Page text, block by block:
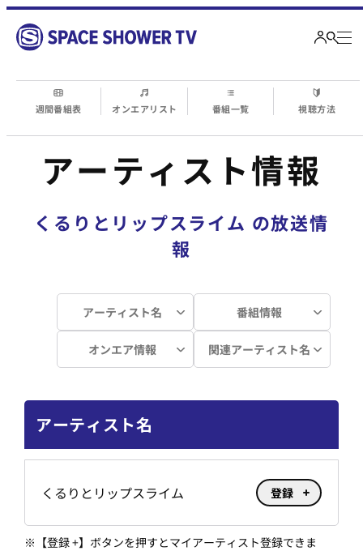
週間番組表 オンエアリスト 番組一覧 視聴方法
アーティスト情報
くるりとリップスライム の放送情
報
アーティスト名 番組情報
オンエア情報 関連アーティスト名
アーティスト名
くるりとリップスライム 登録
※ 【登録 +】ボタンを押すとマイアーティスト登録できま